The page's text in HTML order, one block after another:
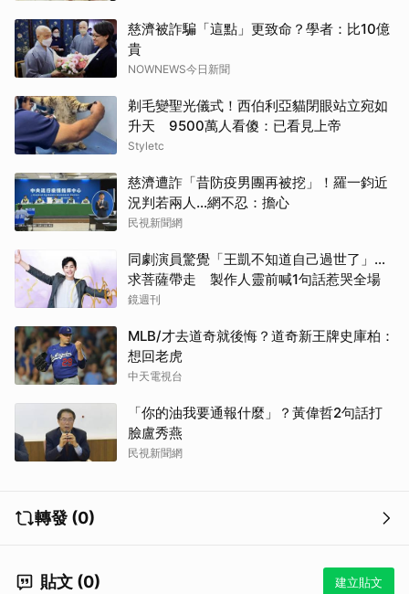
慈濟被詐騙「這點」更致命？學者：比10億
貴
NOWNEWS今日新聞
剃毛變聖光儀式！西伯利亞貓閉眼站立宛如
升天 9500萬人看傻：已看見上帝
Styletc
慈濟遭詐「昔防疫男團再被挖」！羅一鈞近
況判若兩人…網不忍：擔心
民視新聞網
同劇演員驚覺「王凱不知道自己過世了」...
求菩薩帶走 製作人靈前喊1句話惹哭全場
鏡週刊
MLB/才去道奇就後悔？道奇新王牌史庫柏：
想回老虎
中天電視台
「你的油我要通報什麼」？黃偉哲2句話打
臉盧秀燕
民視新聞網
轉發 (0)
貼文 (0) 建立貼文